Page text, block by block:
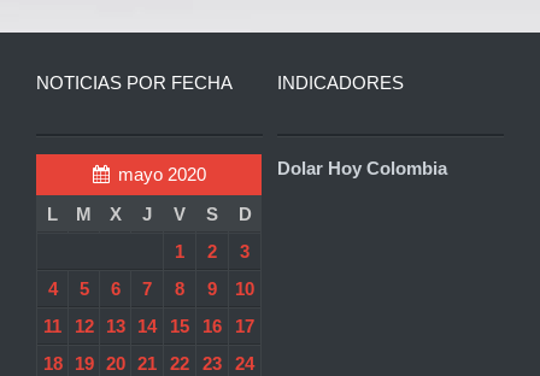
NOTICIAS POR FECHA
mayo 2020
L
M X J V S
D
1
2
3
4
5 6 7 8 9
10
11
12 13 14 15 16
17
18
19 20 21 22 23
24
INDICADORES
Dolar Hoy Colombia